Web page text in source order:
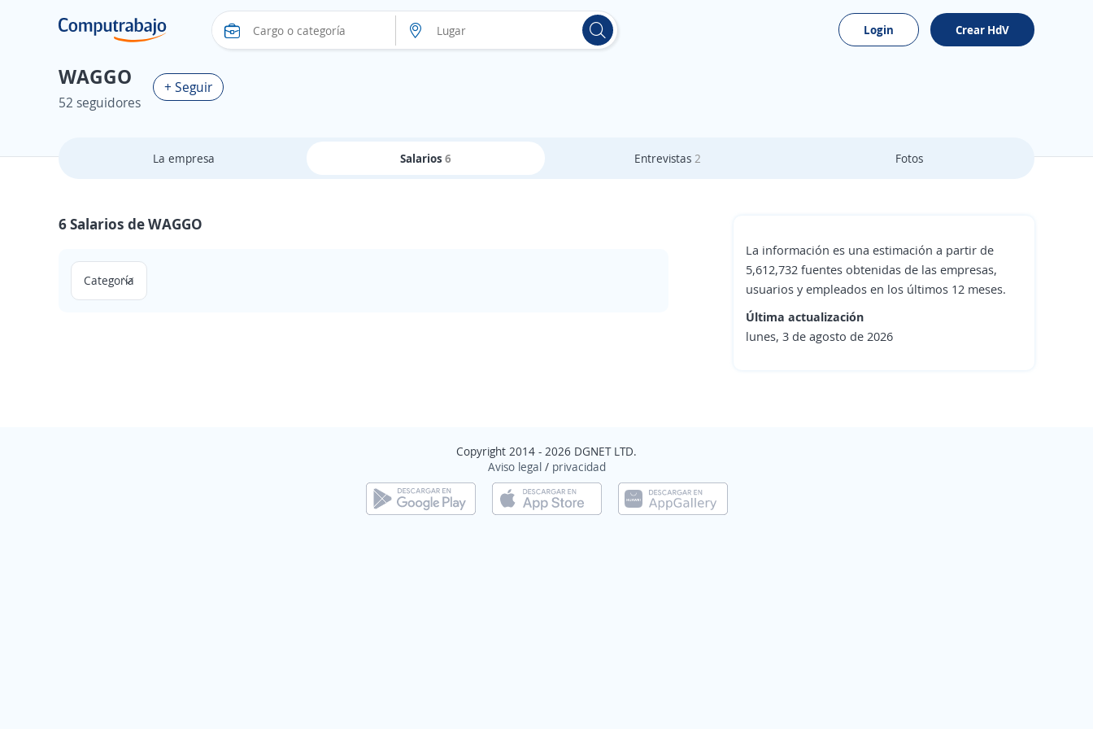
Login Crear HdV
WAGGO
52 seguidores
+ Seguir
La empresa Salarios 6 Entrevistas 2 Fotos
6 Salarios de WAGGO
La información es una estimación a partir de
5,612,732 fuentes obtenidas de las empresas,
usuarios y empleados en los últimos 12 meses.
Última actualización
lunes, 3 de agosto de 2026
Copyright 2014 - 2026 DGNET LTD.
Aviso legal/ privacidad